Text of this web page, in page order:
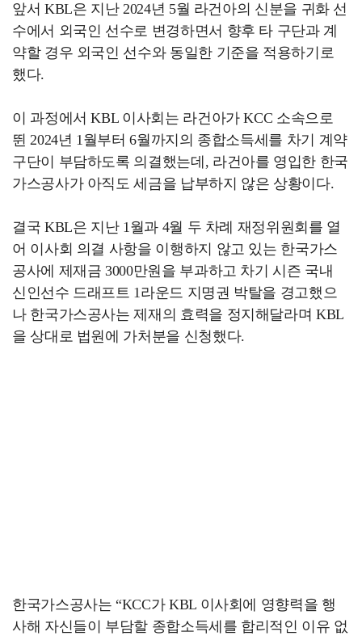
앞서 KBL은 지난 2024년 5월 라건아의 신분을 귀화 선
수에서 외국인 선수로 변경하면서 향후 타 구단과 계
약할 경우 외국인 선수와 동일한 기준을 적용하기로
했다.
이 과정에서 KBL 이사회는 라건아가 KCC 소속으로
뛴 2024년 1월부터 6월까지의 종합소득세를 차기 계약
구단이 부담하도록 의결했는데, 라건아를 영입한 한국
가스공사가 아직도 세금을 납부하지 않은 상황이다.
결국 KBL은 지난 1월과 4월 두 차례 재정위원회를 열
어 이사회 의결 사항을 이행하지 않고 있는 한국가스
공사에 제재금 3000만원을 부과하고 차기 시즌 국내
신인선수 드래프트 1라운드 지명권 박탈을 경고했으
나 한국가스공사는 제재의 효력을 정지해달라며 KBL
을 상대로 법원에 가처분을 신청했다.
한국가스공사는 “KCC가 KBL 이사회에 영향력을 행
사해 자신들이 부담할 종합소득세를 합리적인 이유 없